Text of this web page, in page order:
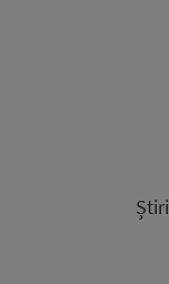
Știri